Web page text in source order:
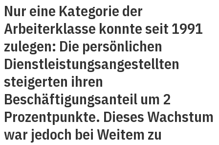
Nur eine Kategorie der
Arbeiterklasse konnte seit 1991
zulegen: Die persönlichen
Dienstleistungsangestellten
steigerten ihren
Beschäftigungsanteil um 2
Prozentpunkte. Dieses Wachstum
war jedoch bei Weitem zu